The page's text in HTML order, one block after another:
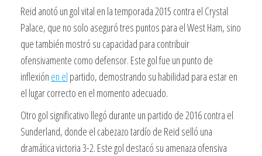
Reid anotó un gol vital en la temporada 2015 contra el Crystal
Palace, que no solo aseguró tres puntos para el West Ham, sino
que también mostró su capacidad para contribuir
ofensivamente como defensor. Este gol fue un punto de
inflexión en el partido, demostrando su habilidad para estar en
el lugar correcto en el momento adecuado.
Otro gol significativo llegó durante un partido de 2016 contra el
Sunderland, donde el cabezazo tardío de Reid selló una
dramática victoria 3-2. Este gol destacó su amenaza ofensiva